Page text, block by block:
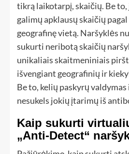
tikrą laikotarpį, skaičių. Be
galimų apklausų skaičių
geografinę vietą. Naršyklės
sukurti neribotą skaičių
unikaliais skaitmeniniais
išvengiant geografinių ir
Be to, kelių paskyrų
nesukels jokių įtarimų iš
Kaip sukurti
„Anti-Detect“